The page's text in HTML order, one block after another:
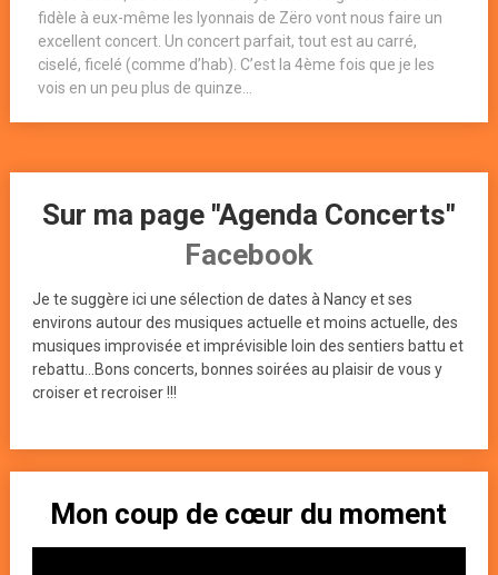
fidèle à eux-même les lyonnais de Zëro vont nous faire un
excellent concert. Un concert parfait, tout est au carré,
ciselé, ficelé (comme d’hab). C’est la 4ème fois que je les
vois en un peu plus de quinze...
Sur ma page "Agenda Concerts"
Facebook
Je te suggère ici une sélection de dates à Nancy et ses
environs autour des musiques actuelle et moins actuelle, des
musiques improvisée et imprévisible loin des sentiers battu et
rebattu...Bons concerts, bonnes soirées au plaisir de vous y
croiser et recroiser !!!
Mon coup de cœur du moment